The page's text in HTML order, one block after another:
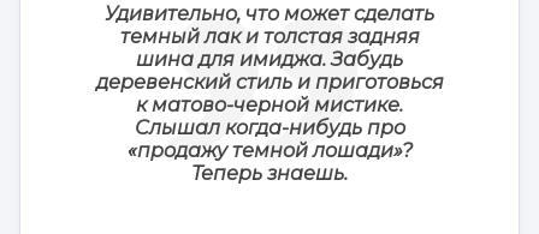
Удивительно, что может сделать
темный лак и толстая задняя
шина для имиджа. Забудь
деревенский стиль и приготовься
к матово-черной мистике.
Слышал когда-нибудь про
«продажу темной лошади»?
Теперь знаешь.